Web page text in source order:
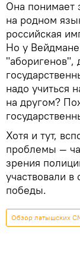
Она понимает
на родном
российская
Но у
"аборигенов",
надо учиться
на другом?
Хотя и тут,
проблемы —
зрения
участвовали
победы.
Обзор латышских